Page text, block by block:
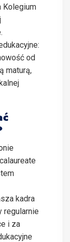
Kolegium
od
maturą,
kadra
regularnie
i za